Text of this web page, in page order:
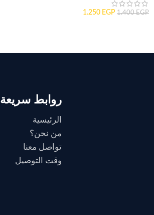
1.400EGP
1.250 EGP
روابط سريعة
الرئيسية
من نحن؟
تواصل معنا
وقت التوصيل